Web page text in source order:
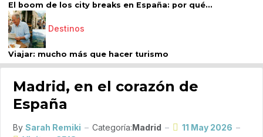
El boom de los city breaks en España: por qué...
Destinos
Viajar: mucho más que hacer turismo
Madrid, en el corazón de
España
By Sarah Remiki Categoría:Madrid
11 May 2026